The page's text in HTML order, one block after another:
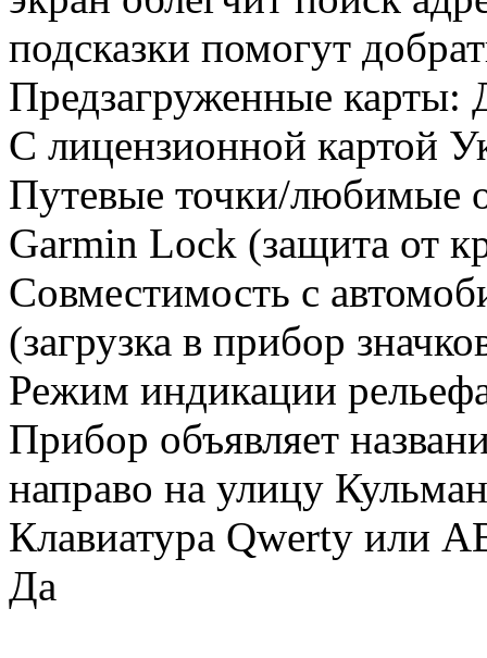
подсказки помогут
Предзагруженные карты:
C лицензионной картой
Путевые точки/любимые
Garmin Lock (защита от
Совместимость с
(загрузка в прибор
Режим индикации
Прибор объявляет
направо на улицу
Клавиатура Qwerty или
Да